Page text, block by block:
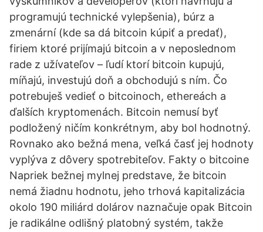
programujú technické vylepšenia), búrz a
zmenární (kde sa dá bitcoin kúpiť a predať),
firiem ktoré prijímajú bitcoin a v neposlednom
rade z užívateľov – ľudí ktorí bitcoin kupujú,
míňajú, investujú doň a obchodujú s ním. Čo
potrebuješ vedieť o bitcoinoch, ethereách a
ďalších kryptomenách. Bitcoin nemusí byť
podložený ničím konkrétnym, aby bol hodnotný.
Rovnako ako bežná mena, veľká časť jej hodnoty
vyplýva z dôvery spotrebiteľov. Fakty o bitcoine
Napriek bežnej mylnej predstave, že bitcoin
nemá žiadnu hodnotu, jeho trhová kapitalizácia
okolo 190 miliárd dolárov naznačuje opak Bitcoin
je radikálne odlišný platobný systém, takže